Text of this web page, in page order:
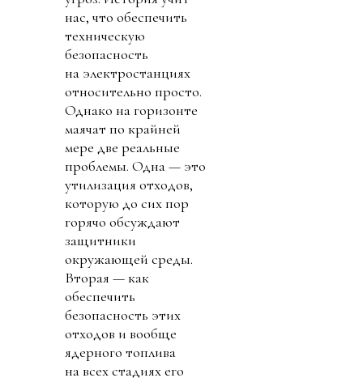
нас, что обеспечить
техническую
безопасность
на электростанциях
относительно просто.
Однако на горизонте
маячат по крайней
мере две реальные
проблемы. Одна — это
утилизация отходов,
которую до сих пор
горячо обсуждают
защитники
окружающей среды.
Вторая — как
обеспечить
безопасность этих
отходов и вообще
ядерного топлива
на всех стадиях его